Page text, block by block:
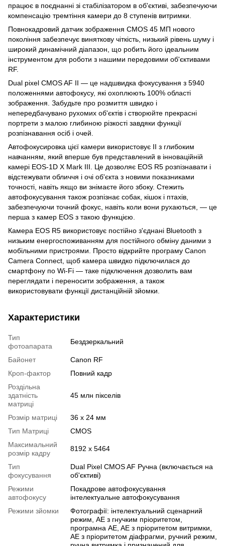
працює в поєднанні зі стабілізатором в об'єктиві, забезпечуючи
компенсацію тремтіння камери до 8 ступенів витримки.
Повнокадровий датчик зображення CMOS 45 МП нового
покоління забезпечує виняткову чіткість, низький рівень шуму і
широкий динамічний діапазон, що робить його ідеальним
інструментом для роботи з нашими передовими об'єктивами
RF.
Dual pixel CMOS AF II — це надшвидка фокусування з 5940
положеннями автофокусу, які охоплюють 100% області
зображення. Забудьте про розмиття швидко і
непередбачувано рухомих об'єктів і створюйте прекрасні
портрети з малою глибиною різкості завдяки функції
розпізнавання осіб і очей.
Автофокусировка цієї камери використовує ІІ з глибоким
навчанням, який вперше був представлений в інноваційній
камері EOS-1D X Mark III. Це дозволяє EOS R5 розпізнавати і
відстежувати обличчя і очі об'єкта з новими показниками
точності, навіть якщо ви знімаєте його збоку. Стежить
автофокусування також розпізнає собак, кішок і птахів,
забезпечуючи точний фокус, навіть коли вони рухаються, — це
перша з камер EOS з такою функцією.
Камера EOS R5 використовує постійно з'єднані Bluetooth з
низьким енергоспоживанням для постійного обміну даними з
мобільними пристроями. Просто відкрийте програму Canon
Camera Connect, щоб камера швидко підключилася до
смартфону по Wi-Fi — таке підключення дозволить вам
переглядати і переносити зображення, а також
використовувати функції дистанційній зйомки.
Характеристики
Тип
фотоапарата
Бездзеркальний
Байонет
Canon RF
Кроп-фактор
Повний кадр
Роздільна
здатність
матриці
45 млн пікселів
Розмір матриці
36 х 24 мм
Тип Матриці
CMOS
Максимальний
розмір кадру
8192 x 5464
Тип
фокусування
Dual Pixel CMOS AF Ручна (включається на
об'єктиві)
Режими
автофокусу
Покадрове автофокусування
інтелектуальне автофокусування
Режими зйомки
Фотографії: інтелектуальний сценарний
режим, AE з гнучким пріоритетом,
програмна AE, AE з пріоритетом витримки,
AE з пріоритетом діафрагми, ручний режим,